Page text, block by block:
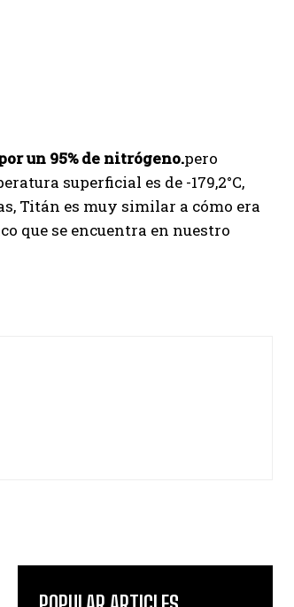
un 95% de nitrógeno.pero
superficial es de -179,2°C,
Titán es muy similar a cómo era
que se encuentra en nuestro